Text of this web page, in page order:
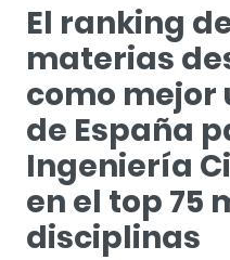
El ranking
materias
como
de España
Ingeniería
en el top 75
disciplinas